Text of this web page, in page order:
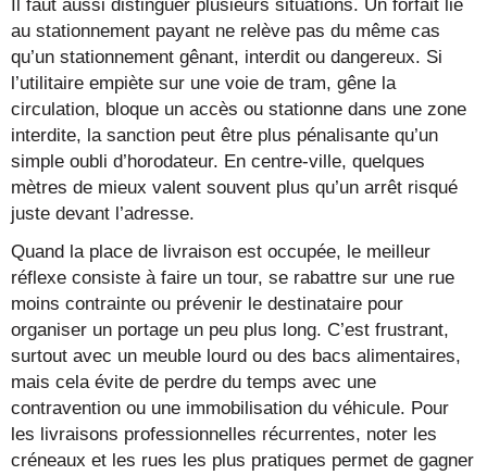
Il faut aussi distinguer plusieurs situations. Un forfait lié
au stationnement payant ne relève pas du même cas
qu’un stationnement gênant, interdit ou dangereux. Si
l’utilitaire empiète sur une voie de tram, gêne la
circulation, bloque un accès ou stationne dans une zone
interdite, la sanction peut être plus pénalisante qu’un
simple oubli d’horodateur. En centre-ville, quelques
mètres de mieux valent souvent plus qu’un arrêt risqué
juste devant l’adresse.
Quand la place de livraison est occupée, le meilleur
réflexe consiste à faire un tour, se rabattre sur une rue
moins contrainte ou prévenir le destinataire pour
organiser un portage un peu plus long. C’est frustrant,
surtout avec un meuble lourd ou des bacs alimentaires,
mais cela évite de perdre du temps avec une
contravention ou une immobilisation du véhicule. Pour
les livraisons professionnelles récurrentes, noter les
créneaux et les rues les plus pratiques permet de gagner